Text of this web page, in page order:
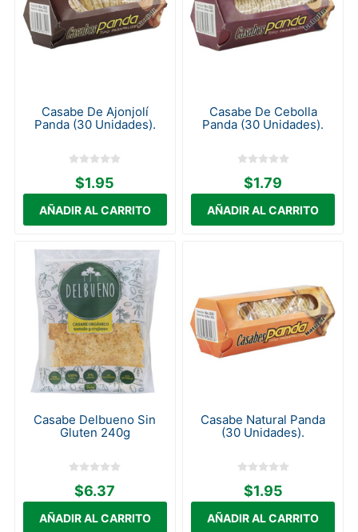
Casabe De Ajonjolí
Panda (30 Unidades).
$1.95
Casabe De Cebolla
Panda (30 Unidades).
$1.79
Casabe Delbueno Sin
Gluten 240g
$6.37
Casabe Natural Panda
(30 Unidades).
$1.95